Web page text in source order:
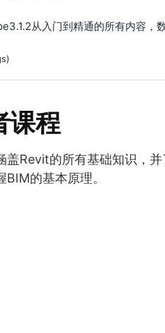
从入门到精通的所有内容，
课程
Revit的所有基础知识，
的基本原理。